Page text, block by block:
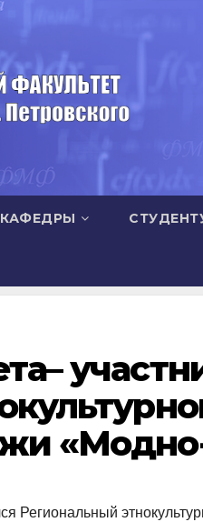
КАФЕДРЫ
Региональный